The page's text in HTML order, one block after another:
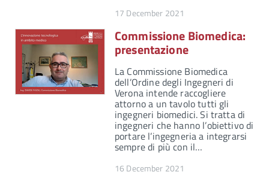
17 December 2021
Commissione Biomedica:
presentazione
La Commissione Biomedica
dell’Ordine degli Ingegneri di
Verona intende raccogliere
attorno a un tavolo tutti gli
ingegneri biomedici. Si tratta di
ingegneri che hanno l’obiettivo di
portare l’ingegneria a integrarsi
sempre di più con il…
16 December 2021